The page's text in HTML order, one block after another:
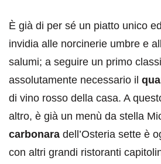
È già di per sé un piatto unico
invidia alle norcinerie umbre e
salumi; a seguire un primo
assolutamente necessario il
di vino rosso della casa. A
altro, è già un menù da stella
carbonara dell’Osteria sette è
con altri grandi ristoranti